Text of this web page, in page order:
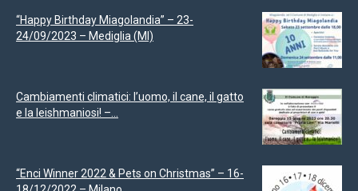
“Happy Birthday Miagolandia” – 23-
24/09/2023 – Mediglia (MI)
Cambiamenti climatici: l’uomo, il cane, il gatto
e la leishmaniosi! –...
“Enci Winner 2022 & Pets on Christmas” – 16-